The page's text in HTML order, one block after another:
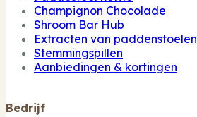
Champignon Chocolade
Shroom Bar Hub
Extracten van paddenstoelen
Stemmingspillen
Aanbiedingen & kortingen
Bedrijf